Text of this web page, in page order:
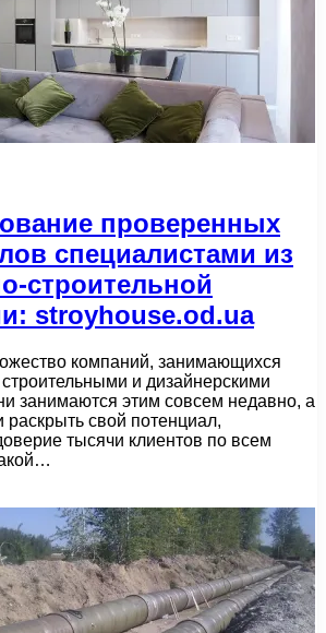
проверенных
специалистами из
строительной
stroyhouse.od.ua
компаний, занимающихся
и дизайнерскими
занимаются этим совсем недавно, а
раскрыть свой потенциал,
тысячи клиентов по всем